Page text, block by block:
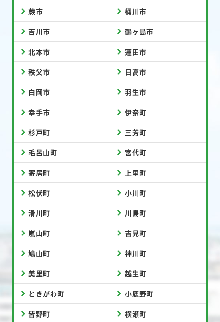
蕨市 桶川市
吉川市 鶴ヶ島市
北本市 蓮田市
秩父市 日高市
白岡市 羽生市
幸手市 伊奈町
杉戸町 三芳町
毛呂山町 宮代町
寄居町 上里町
松伏町 小川町
滑川町 川島町
嵐山町 吉見町
鳩山町 神川町
美里町 越生町
ときがわ町 小鹿野町
皆野町 横瀬町